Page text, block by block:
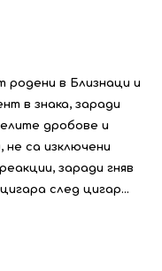
родени в Близнаци и
в знака, заради
дробове и
не са изключени
заради гняв
след цигар...